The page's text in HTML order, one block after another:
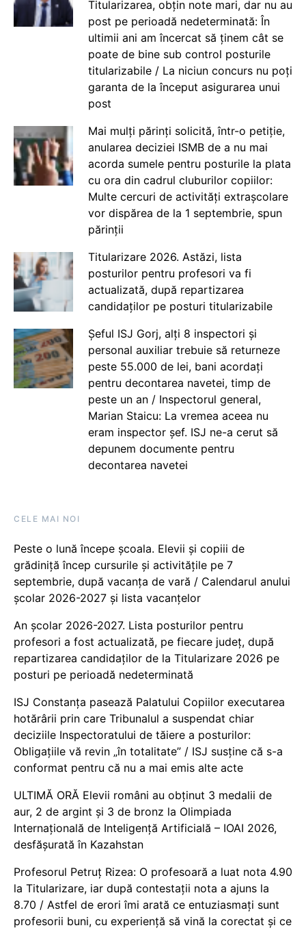
Titularizarea, obțin note mari, dar nu au
post pe perioadă nedeterminată: În
ultimii ani am încercat să ținem cât se
poate de bine sub control posturile
titularizabile / La niciun concurs nu poți
garanta de la început asigurarea unui
post
Mai mulți părinți solicită, într-o petiție,
anularea deciziei ISMB de a nu mai
acorda sumele pentru posturile la plata
cu ora din cadrul cluburilor copiilor:
Multe cercuri de activități extrașcolare
vor dispărea de la 1 septembrie, spun
părinții
Titularizare 2026. Astăzi, lista
posturilor pentru profesori va fi
actualizată, după repartizarea
candidaților pe posturi titularizabile
Șeful ISJ Gorj, alți 8 inspectori și
personal auxiliar trebuie să returneze
peste 55.000 de lei, bani acordați
pentru decontarea navetei, timp de
peste un an / Inspectorul general,
Marian Staicu: La vremea aceea nu
eram inspector șef. ISJ ne-a cerut să
depunem documente pentru
decontarea navetei
CELE MAI NOI
Peste o lună începe școala. Elevii și copiii de
grădiniță încep cursurile și activitățile pe 7
septembrie, după vacanța de vară / Calendarul anului
școlar 2026-2027 și lista vacanțelor
An școlar 2026-2027. Lista posturilor pentru
profesori a fost actualizată, pe fiecare județ, după
repartizarea candidaților de la Titularizare 2026 pe
posturi pe perioadă nedeterminată
ISJ Constanța pasează Palatului Copiilor executarea
hotărârii prin care Tribunalul a suspendat chiar
deciziile Inspectoratului de tăiere a posturilor:
Obligațiile vă revin „în totalitate” / ISJ susține că s-a
conformat pentru că nu a mai emis alte acte
ULTIMĂ ORĂ Elevii români au obținut 3 medalii de
aur, 2 de argint și 3 de bronz la Olimpiada
Internațională de Inteligență Artificială – IOAI 2026,
desfășurată în Kazahstan
Profesorul Petruț Rizea: O profesoară a luat nota 4.90
la Titularizare, iar după contestații nota a ajuns la
8.70 / Astfel de erori îmi arată ce entuziasmați sunt
profesorii buni, cu experiență să vină la corectat și ce